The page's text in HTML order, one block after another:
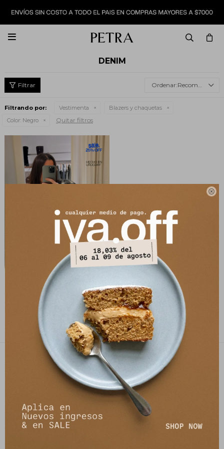


DENIM
Recomendados
Filtrando por: Vestimenta
Blazers y chaquetas
Color: Negro Quitar filtros
Chaqueta Olyra - Blanco/Negro
PETRA STORE
27141061 - 099 747 832
21 de setiembre 2895, Montevideo
shop@petrastore.com.uy
De lunes a sábados de 11 a 20hs